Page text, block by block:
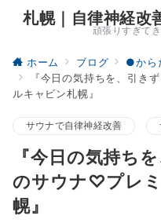
札幌｜自律神経改
頑張りすぎて
ホーム ブログ ●から
『今日の気持ちを、引き
ルキャビン札幌』
サウナで自律神経改善
『今日の気持ち
のサウナ♡プレ
幌』